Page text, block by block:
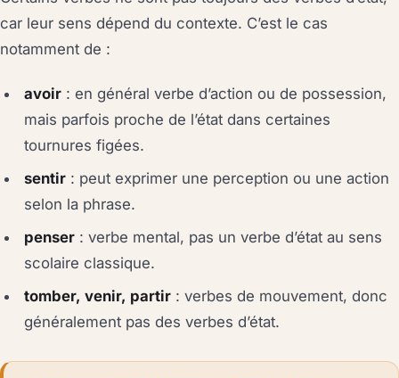
car leur sens dépend du contexte. C’est le cas
notamment de :
avoir : en général verbe d’action ou de possession,
mais parfois proche de l’état dans certaines
tournures figées.
sentir : peut exprimer une perception ou une action
selon la phrase.
penser : verbe mental, pas un verbe d’état au sens
scolaire classique.
tomber, venir, partir : verbes de mouvement, donc
généralement pas des verbes d’état.